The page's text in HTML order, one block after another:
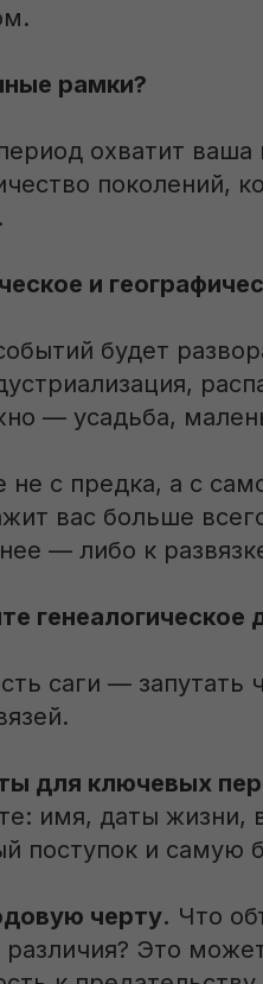
рамки?
охватит ваша
поколений,
и
будет
— усадьба,
не с предка, а с
вас больше
— либо к
генеалогическое
саги — запутать
для ключевых
имя, даты жизни,
поступок и самую
черту. Что
различия? Это